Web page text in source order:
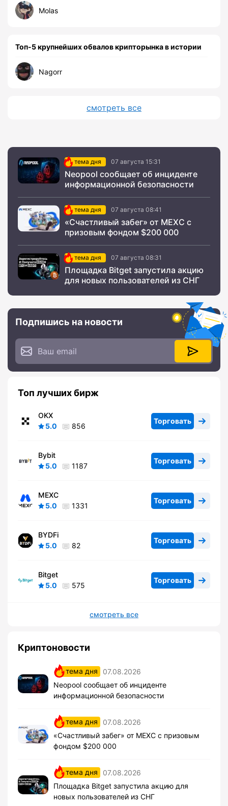
Molas
Топ-5 крупнейших обвалов крипторынка в истории
Nagorr
смотреть все
тема дня 07 августа 15:31
Neopool сообщает об инциденте
информационной безопасности
тема дня 07 августа 08:41
«Счастливый забег» от MEXC с
призовым фондом $200 000
тема дня 07 августа 08:31
Площадка Bitget запустила акцию
для новых пользователей из СНГ
Подпишись на новости
Топ лучших бирж
OKX
5.0
856
Торговать
Bybit
5.0
1187
Торговать
MEXC
5.0
1331
Торговать
BYDFi
5.0
82
Торговать
Bitget
5.0
575
Торговать
смотреть все
Криптоновости
тема дня
07.08.2026
Neopool сообщает об инциденте
информационной безопасности
тема дня
07.08.2026
«Счастливый забег» от MEXC с призовым
фондом $200 000
тема дня
07.08.2026
Площадка Bitget запустила акцию для
новых пользователей из СНГ